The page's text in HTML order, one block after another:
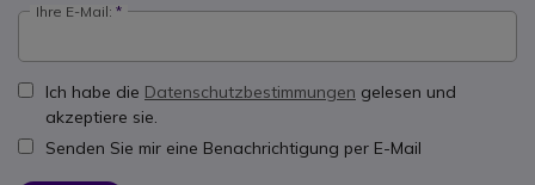
Ihre E-Mail:
Ich habe die Datenschutzbestimmungen gelesen und
akzeptiere sie.
Senden Sie mir eine Benachrichtigung per E-Mail